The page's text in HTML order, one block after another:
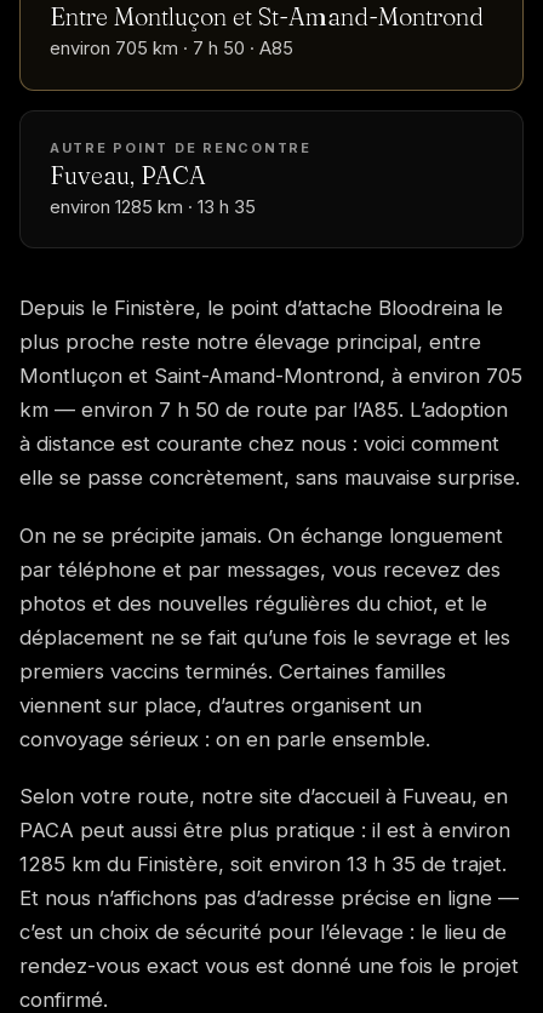
Entre Montluçon et St-Amand-Montrond
environ 705 km · 7 h 50 · A85
AUTRE POINT DE RENCONTRE
Fuveau, PACA
environ 1285 km · 13 h 35
Depuis le Finistère, le point d’attache Bloodreina le
plus proche reste notre élevage principal, entre
Montluçon et Saint-Amand-Montrond, à environ 705
km — environ 7 h 50 de route par l’A85. L’adoption
à distance est courante chez nous : voici comment
elle se passe concrètement, sans mauvaise surprise.
On ne se précipite jamais. On échange longuement
par téléphone et par messages, vous recevez des
photos et des nouvelles régulières du chiot, et le
déplacement ne se fait qu’une fois le sevrage et les
premiers vaccins terminés. Certaines familles
viennent sur place, d’autres organisent un
convoyage sérieux : on en parle ensemble.
Selon votre route, notre site d’accueil à Fuveau, en
PACA peut aussi être plus pratique : il est à environ
1285 km du Finistère, soit environ 13 h 35 de trajet.
Et nous n’affichons pas d’adresse précise en ligne —
c’est un choix de sécurité pour l’élevage : le lieu de
rendez-vous exact vous est donné une fois le projet
confirmé.